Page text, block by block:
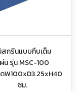
สกรีนแบบทึบเต็ม
น รุ่น MSC-100
W100xD3.25xH40
ซม.